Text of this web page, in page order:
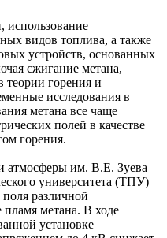
использование
видов топлива, а также
устройств, основанных
сжигание метана,
теории горения и
исследования в
метана все чаще
полей в качестве
горения.
атмосферы им. В.Е. Зуева
университета (ТПУ)
различной
метана. В ходе
установке